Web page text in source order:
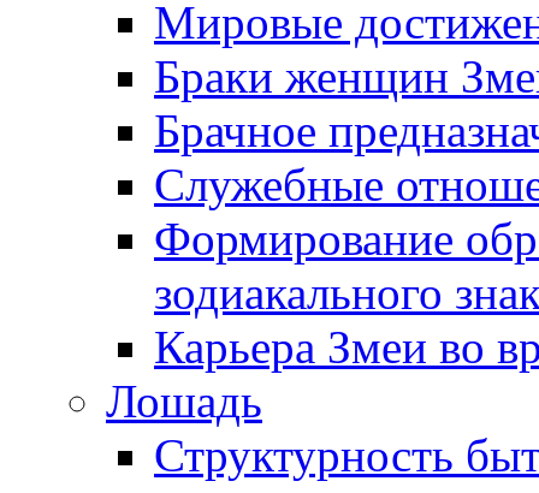
Мировые
Браки женщин
Брачное
Служебные
Формирование
зодиакального
Карьера Змеи во
Лошадь
Структурность